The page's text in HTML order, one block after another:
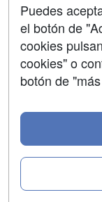
Copyleft
Puedes
el botón de
cookies
cookies" o
botón de